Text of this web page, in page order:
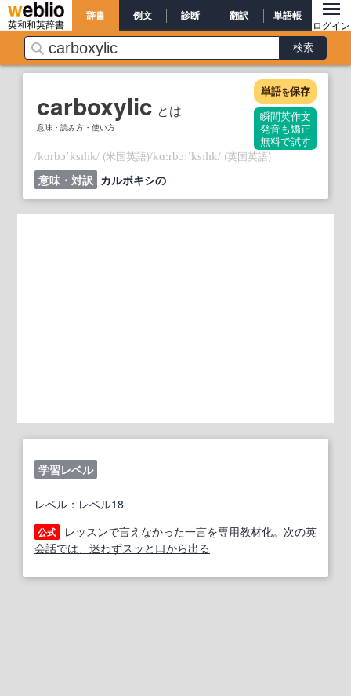
英和和英辞書
辞書 例文 診断 翻訳 単語帳
ログイン
carboxylic とは
意味・読み方・使い方
単語を保存
瞬間英作文
発音も矯正
無料で試す
/kɑrbɔˈksɪlɪk/ (米国英語)/kɑ:rbɔ:ˈksɪlɪk/ (英国英語)
意味・対訳 カルボキシの
学習レベル
レベル：レベル18
公式
レッスンで言えなかった一言を専用教材化。次の英
会話では、迷わずスッと口から出る